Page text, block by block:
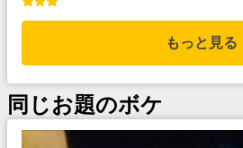
もっと見る
同じお題のボケ